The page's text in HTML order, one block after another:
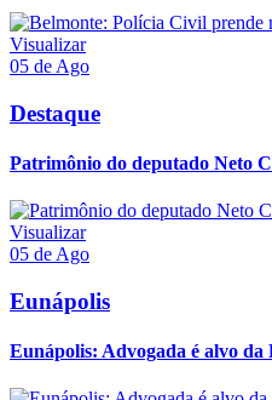
Visualizar
05 de Ago
Destaque
Patrimônio do deputado Neto
Visualizar
05 de Ago
Eunápolis
Eunápolis: Advogada é alvo